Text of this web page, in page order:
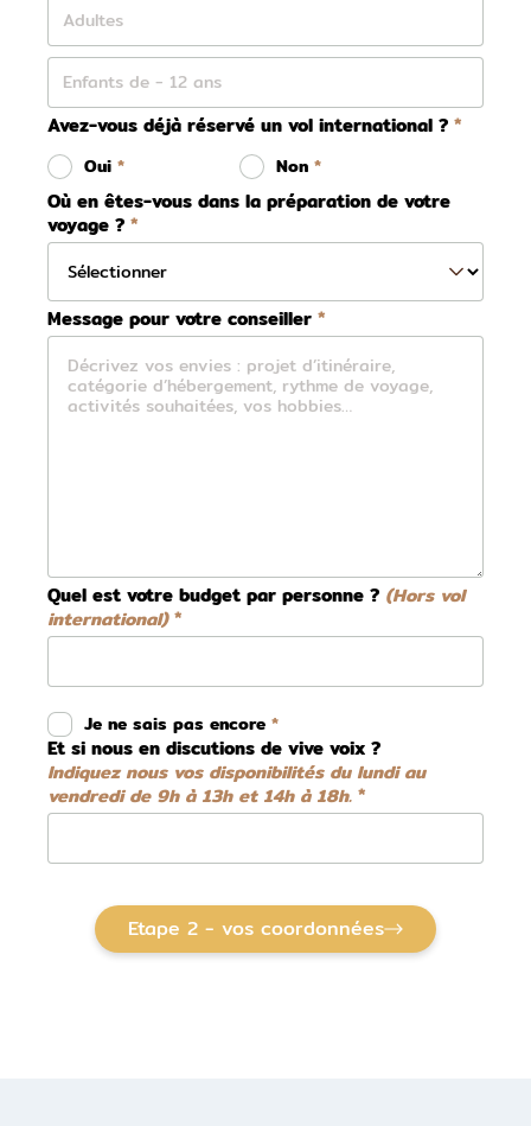
Avez-vous déjà réservé un vol international ?
Oui Non
Où en êtes-vous dans la préparation de votre
voyage ?
Message pour votre conseiller
Quel est votre budget par personne ? (Hors vol
international)
Je ne sais pas encore
Et si nous en discutions de vive voix ?
Indiquez nous vos disponibilités du lundi au
vendredi de 9h à 13h et 14h à 18h.
Etape 2 - vos coordonnées